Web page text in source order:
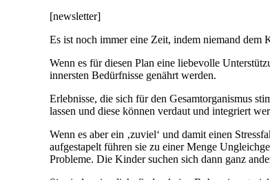
[newsletter]
Es ist noch immer eine Zeit, indem niemand dem
Wenn es für diesen Plan eine liebevolle
innersten Bedürfnisse genährt werden.
Erlebnisse, die sich für den Gesamtorganismus
lassen und diese können verdaut und integriert
Wenn es aber ein ‚zuviel‘ und damit einen
aufgestapelt führen sie zu einer Menge
Probleme. Die Kinder suchen sich dann ganz